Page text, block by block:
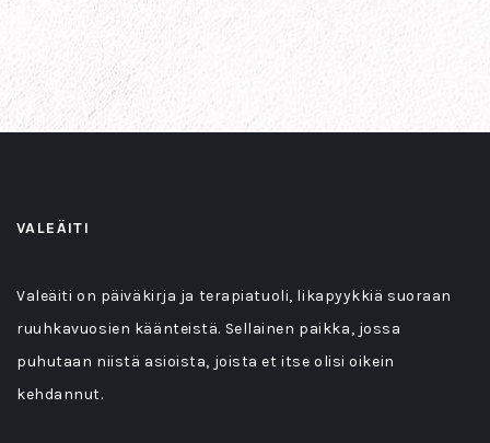
VALEÄITI
Valeäiti on päiväkirja ja terapiatuoli, likapyykkiä suoraan
ruuhkavuosien käänteistä. Sellainen paikka, jossa
puhutaan niistä asioista, joista et itse olisi oikein
kehdannut.